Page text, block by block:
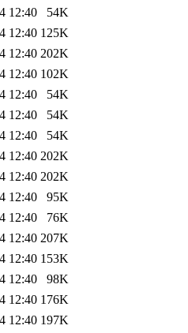
12:40
54K
12:40 125K
12:40 202K
12:40 102K
12:40
54K
12:40
54K
12:40
54K
12:40 202K
12:40 202K
12:40
95K
12:40
76K
12:40 207K
12:40 153K
12:40
98K
12:40 176K
12:40 197K